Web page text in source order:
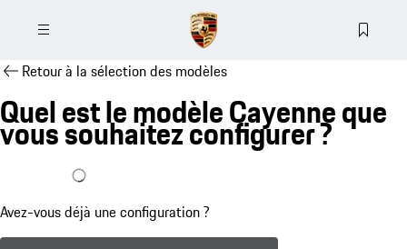
Retour à la sélection des modèles
Quel est le modèle Cayenne que
vous souhaitez configurer ?
J'ai déjà une configuration
Avez-vous déjà une configuration ?